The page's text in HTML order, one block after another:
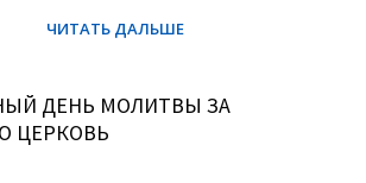
ДЕНЬ МОЛИТВЫ ЗА
ЦЕРКОВЬ